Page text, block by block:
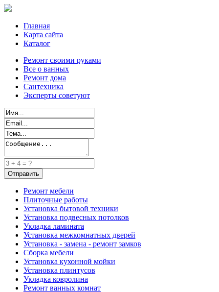
Главная
Карта сайта
Каталог
Ремонт своими руками
Все о ванных
Ремонт дома
Сантехника
Эксперты советуют
Ремонт мебели
Плиточные работы
Установка бытовой техники
Установка подвесных потолков
Укладка ламината
Установка межкомнатных дверей
Установка - замена - ремонт замков
Сборка мебели
Установка кухонной мойки
Установка плинтусов
Укладка ковролина
Ремонт ванных комнат